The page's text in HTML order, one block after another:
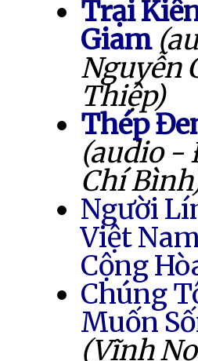
Trại
Giam
Nguyễn
Thiệp)
Thép
(audio -
Chí
Người
Việt
Cộng
Chúng
Muốn
(Vĩnh